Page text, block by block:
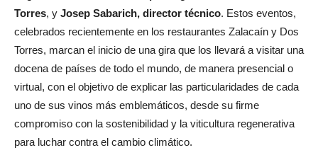
Torres, y Josep Sabarich, director técnico. Estos eventos,
celebrados recientemente en los restaurantes Zalacaín y Dos
Torres, marcan el inicio de una gira que los llevará a visitar una
docena de países de todo el mundo, de manera presencial o
virtual, con el objetivo de explicar las particularidades de cada
uno de sus vinos más emblemáticos, desde su firme
compromiso con la sostenibilidad y la viticultura regenerativa
para luchar contra el cambio climático.